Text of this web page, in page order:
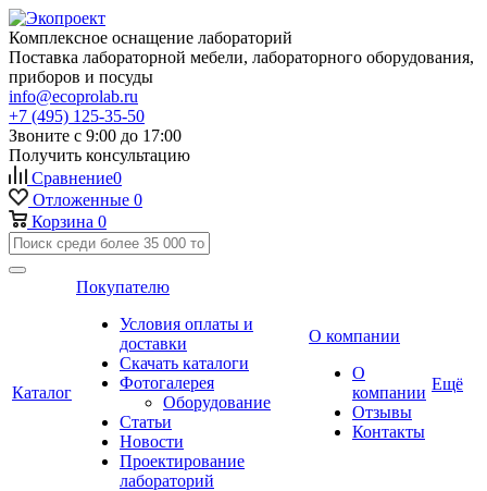
Комплексное оснащение лабораторий
Поставка лабораторной мебели, лабораторного оборудования,
приборов и посуды
info@ecoprolab.ru
+7 (495) 125-35-50
Звоните с 9:00 до 17:00
Получить консультацию
Сравнение0
Отложенные 0
Корзина 0
Каталог
Покупателю
Условия оплаты и
доставки
Скачать каталоги
Фотогалерея
Оборудование
Статьи
Новости
Проектирование
лабораторий
О компании
О
компании
Отзывы
Контакты
Ещё